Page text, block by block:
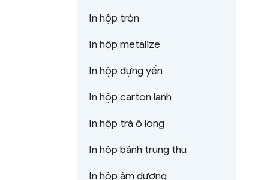
In hộp tròn
In hộp metalize
In hộp đựng yến
In hộp carton lạnh
In hộp trà ô long
In hộp bánh trung thu
In hộp âm dương